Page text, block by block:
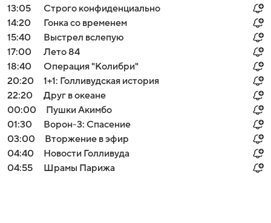
13:05
Строго конфиденциально
14:20
Гонка со временем
15:40
Выстрел вслепую
17:00
Лето 84
18:40
Операция "Колибри"
20:20
1+1: Голливудская история
22:20
Друг в океане
00:00
Пушки Акимбо
01:30
Ворон-3: Спасение
03:00
Вторжение в эфир
04:40
Новости Голливуда
04:55
Шрамы Парижа